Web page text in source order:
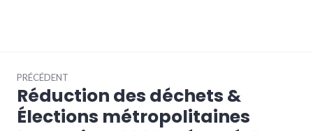
de
l’article
PRÉCÉDENT
Article
précédent :
Réduction des déchets &
Élections métropolitaines